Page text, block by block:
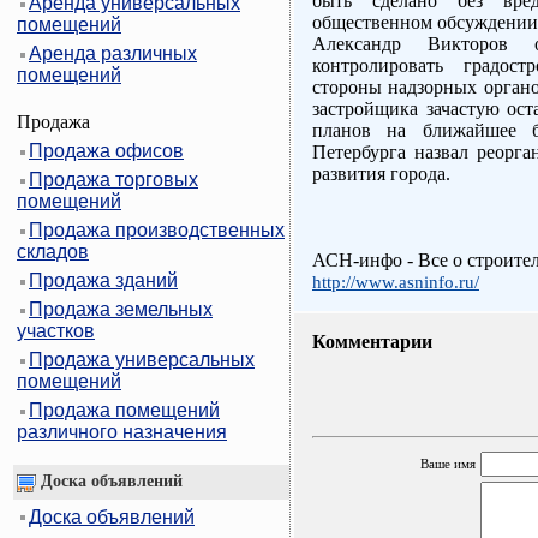
помещений
Аренда различных
помещений
Продажа
Продажа офисов
Продажа торговых
помещений
Продажа производственных
складов
Продажа зданий
Продажа земельных
участков
Продажа универсальных
помещений
Продажа помещений
различного назначения
Доска объявлений
Доска объявлений
общественном
Александр Викторов
контролировать
стороны надзорных
застройщика зачастую
планов на ближайшее
Петербурга назвал
развития города.
АСН-инфо - Все о
http://www.asninfo.ru/
Комментарии
Ваше имя